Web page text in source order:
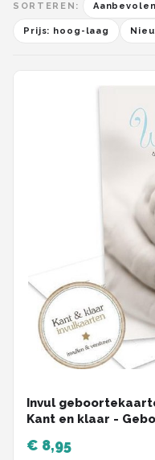
SORTEREN: Aanbevolen
Prijs: hoog-laag
Invul
Kant en klaar -
- invulkaart -
Geboortekaart -
€ 8,95